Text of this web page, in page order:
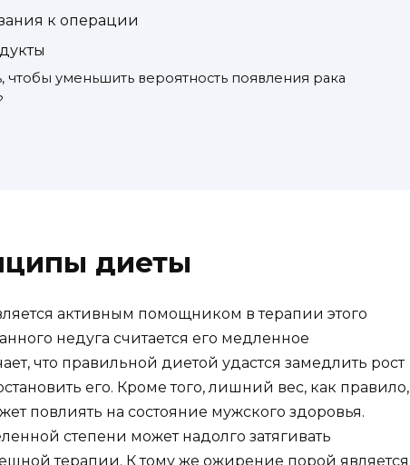
к операции
чтобы уменьшить вероятность появления рака
диеты
активным помощником в терапии этого
недуга считается его медленное
что правильной диетой удастся замедлить рост
его. Кроме того, лишний вес, как правило,
повлиять на состояние мужского здоровья.
степени может надолго затягивать
терапии. К тому же ожирение порой является